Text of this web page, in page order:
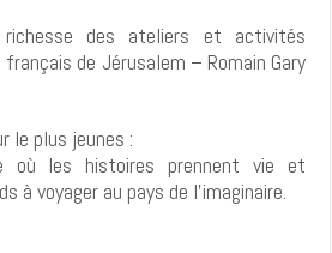
des ateliers et activités
de Jérusalem – Romain Gary
le plus jeunes :
où les histoires prennent vie et
à voyager au pays de l’imaginaire.